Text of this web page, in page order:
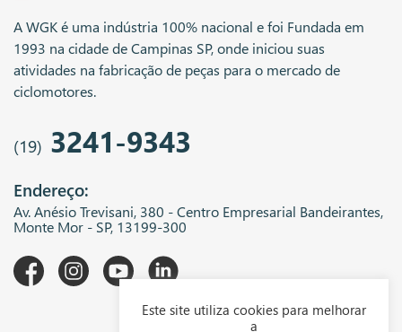
A WGK é uma indústria 100% nacional e foi Fundada em
1993 na cidade de Campinas SP, onde iniciou suas
atividades na fabricação de peças para o mercado de
ciclomotores.
(19) 3241-9343
Endereço:
Av. Anésio Trevisani, 380 - Centro Empresarial Bandeirantes,
Monte Mor - SP, 13199-300
Este site utiliza cookies para melhorar
a